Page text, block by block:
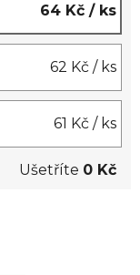
64 Kč / ks
62 Kč / ks
61 Kč / ks
Ušetříte 0 Kč